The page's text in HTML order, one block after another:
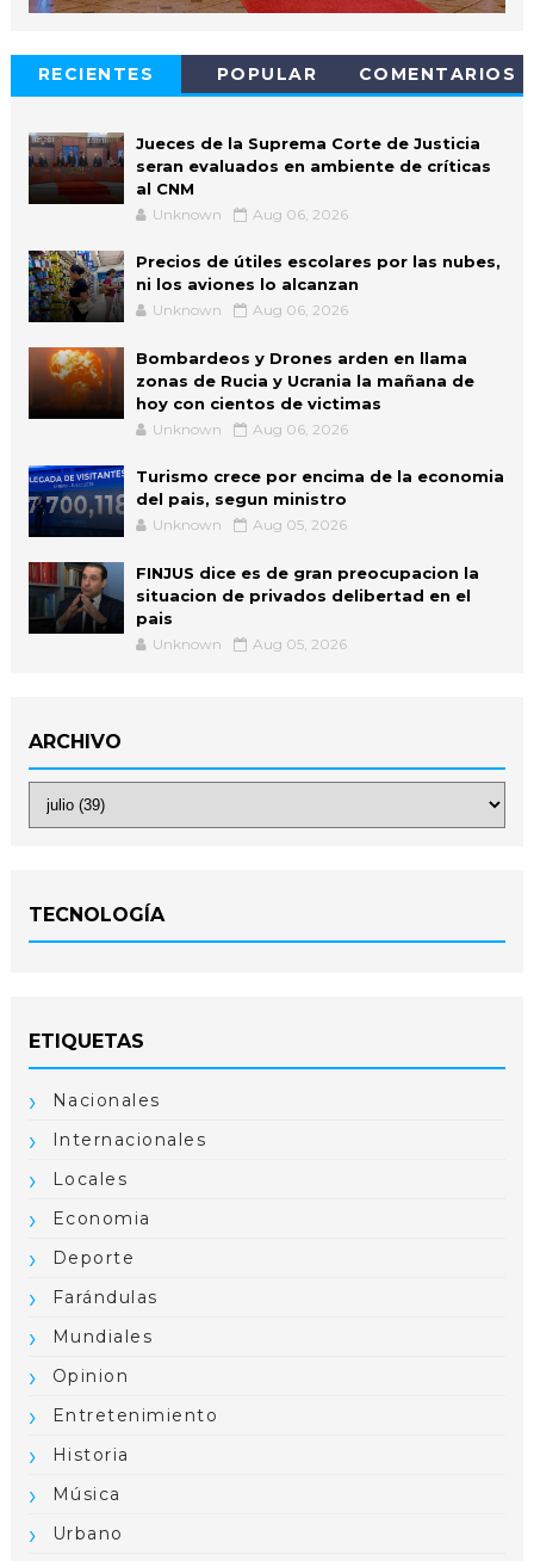
RECIENTES POPULAR COMENTARIOS
Jueces de la Suprema Corte de Justicia
seran evaluados en ambiente de críticas
al CNM
Unknown Aug 06, 2026
Precios de útiles escolares por las nubes,
ni los aviones lo alcanzan
Unknown Aug 06, 2026
Bombardeos y Drones arden en llama
zonas de Rucia y Ucrania la mañana de
hoy con cientos de victimas
Unknown Aug 06, 2026
Turismo crece por encima de la economia
del pais, segun ministro
Unknown Aug 05, 2026
FINJUS dice es de gran preocupacion la
situacion de privados delibertad en el
pais
Unknown Aug 05, 2026
ARCHIVO
TECNOLOGÍA
ETIQUETAS
Nacionales
Internacionales
Locales
Economia
Deporte
Farándulas
Mundiales
Opinion
Entretenimiento
Historia
Música
Urbano